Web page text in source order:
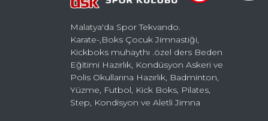
Malatya'da Spor Tekvando.
Karate-,Boks Çocuk Jimnastiği,
Kickboks muhaythı .özel ders Beden
Eğitimi Hazırlık, Kondüsyon Askeri ve
Polis Okullarına Hazırlık, Badminton,
Yüzme, Futbol, Kick Boks, Pilates,
Step, Kondisyon ve Aletli Jimna